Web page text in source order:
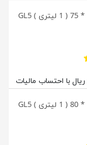
روغن گیربکس دستی 90 * 75 ( 1 لیتری ) GL5
روغن گیربکس دستی 90 * 80 ( 1 لیتری ) GL5